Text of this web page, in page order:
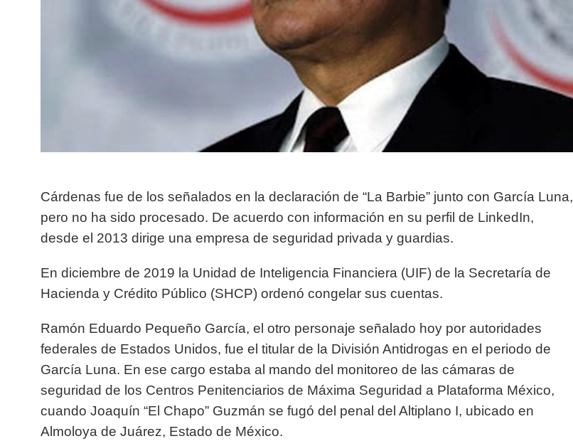
Cárdenas fue de los señalados en la declaración de “La Barbie” junto con García Luna,
pero no ha sido procesado. De acuerdo con información en su perfil de LinkedIn,
desde el 2013 dirige una empresa de seguridad privada y guardias.
En diciembre de 2019 la Unidad de Inteligencia Financiera (UIF) de la Secretaría de
Hacienda y Crédito Público (SHCP) ordenó congelar sus cuentas.
Ramón Eduardo Pequeño García, el otro personaje señalado hoy por autoridades
federales de Estados Unidos, fue el titular de la División Antidrogas en el periodo de
García Luna. En ese cargo estaba al mando del monitoreo de las cámaras de
seguridad de los Centros Penitenciarios de Máxima Seguridad a Plataforma México,
cuando Joaquín “El Chapo” Guzmán se fugó del penal del Altiplano I, ubicado en
Almoloya de Juárez, Estado de México.